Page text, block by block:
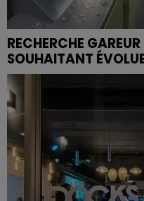
RECHERCHE
SOUHAITANT